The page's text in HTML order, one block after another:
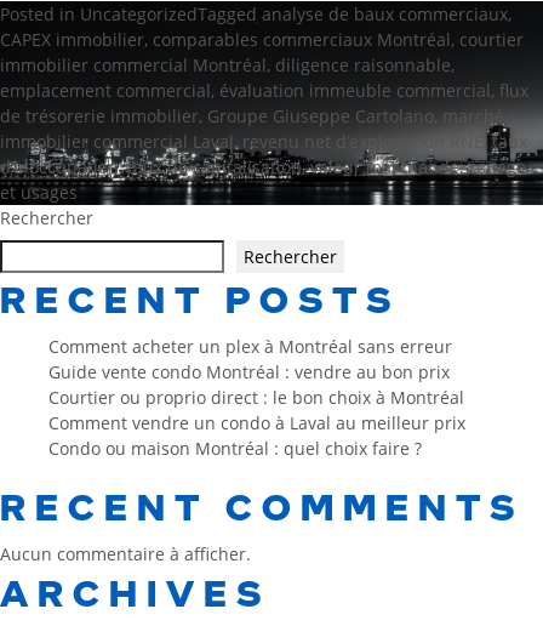
Posted in UncategorizedTagged analyse de baux commerciaux,
CAPEX immobilier, comparables commerciaux Montréal, courtier
immobilier commercial Montréal, diligence raisonnable,
emplacement commercial, évaluation immeuble commercial, flux
de trésorerie immobilier, Groupe Giuseppe Cartolano, marché
immobilier commercial Laval, revenu net d’exploitation RNE ,taux
d’inoccupation,taux de capitalisation,valeur marchande,zonage
et usages
Rechercher
Rechercher
RECENT POSTS
Comment acheter un plex à Montréal sans erreur
Guide vente condo Montréal : vendre au bon prix
Courtier ou proprio direct : le bon choix à Montréal
Comment vendre un condo à Laval au meilleur prix
Condo ou maison Montréal : quel choix faire ?
RECENT COMMENTS
Aucun commentaire à afficher.
ARCHIVES